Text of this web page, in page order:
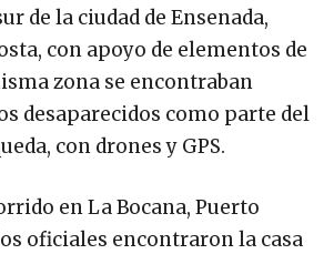
de la ciudad de Ensenada,
con apoyo de elementos de
zona se encontraban
desaparecidos como parte del
con drones y GPS.
en La Bocana, Puerto
oficiales encontraron la casa